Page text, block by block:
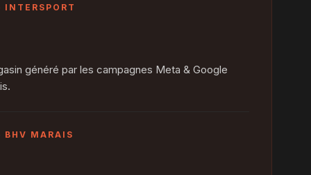
généré par les campagnes Meta & Google
MARAIS